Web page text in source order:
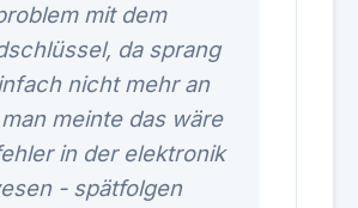
mit dem
da sprang
nicht mehr an
meinte das wäre
in der elektronik
- spätfolgen